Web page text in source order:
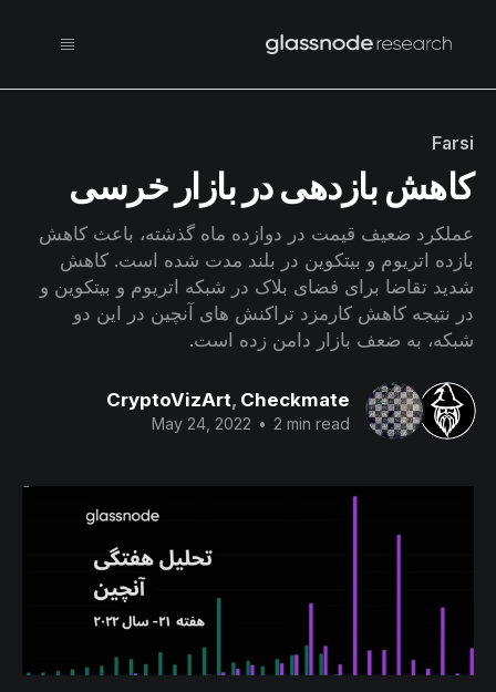
Farsi
کاهش بازدهی در بازار خرسی
عملکرد ضعیف قیمت در دوازده ماه گذشته، باعث کاهش
بازده اتریوم و بیتکوین در بلند مدت شده است. کاهش
شدید تقاضا برای فضای بلاک در شبکه اتریوم و بیتکوین و
در نتیجه کاهش کارمزد تراکنش های آنچین در این دو
شبکه، به ضعف بازار دامن زده است.
CryptoVizArt, Checkmate
May 24, 2022 • 2 min read